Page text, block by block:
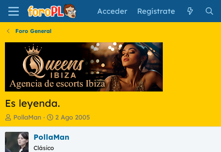
Acceder Regístrate
Foro General
Es leyenda.
I
n
i
PollaMan
F
e
c
2 Ago 2005
PollaMan
Clásico